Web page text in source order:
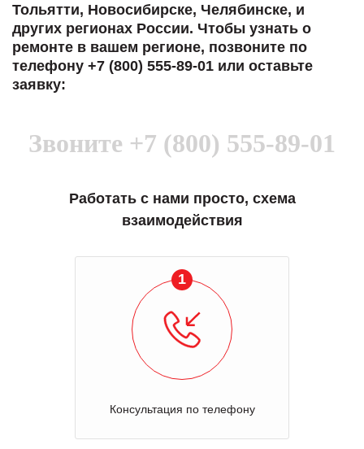
Тольятти, Новосибирске, Челябинске, и
других регионах России. Чтобы узнать о
ремонте в вашем регионе, позвоните по
телефону +7 (800) 555-89-01 или оставьте
заявку:
Звоните +7 (800) 555-89-01
Работать с нами просто, схема
взаимодействия
1
Консультация по телефону